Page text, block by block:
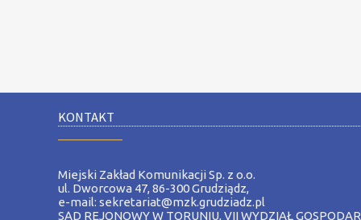
KONTAKT
Miejski Zakład Komunikacji Sp. z o.o.
ul. Dworcowa 47, 86-300 Grudziądz,
e-mail: sekretariat@mzk.grudziadz.pl
SĄD REJONOWY W TORUNIU, VII WYDZIAŁ